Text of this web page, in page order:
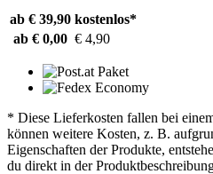
ab € 39,90 kostenlos*
ab € 0,00 € 4,90
* Diese Lieferkosten fallen bei
können weitere Kosten, z. B.
Eigenschaften der Produkte,
du direkt in der